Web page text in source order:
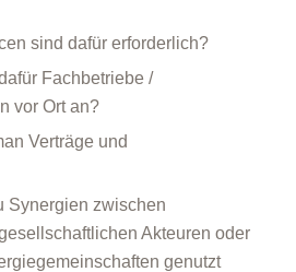
sind dafür erforderlich?
Fachbetriebe /
vor Ort an?
Verträge und
Synergien zwischen
Akteuren oder
genutzt